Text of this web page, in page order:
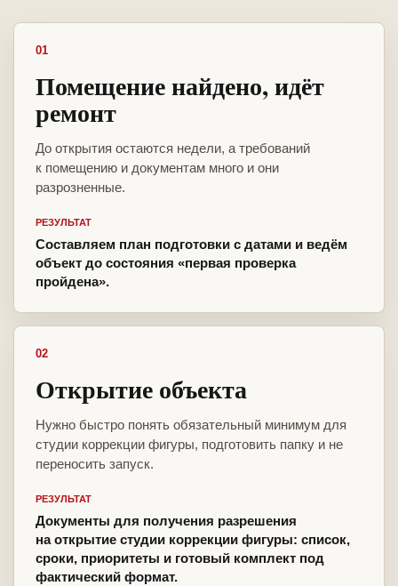
01
Помещение найдено, идёт
ремонт
До открытия остаются недели, а требований
к помещению и документам много и они
разрозненные.
РЕЗУЛЬТАТ
Составляем план подготовки с датами и ведём
объект до состояния «первая проверка
пройдена».
02
Открытие объекта
Нужно быстро понять обязательный минимум для
студии коррекции фигуры, подготовить папку и не
переносить запуск.
РЕЗУЛЬТАТ
Документы для получения разрешения
на открытие студии коррекции фигуры: список,
сроки, приоритеты и готовый комплект под
фактический формат.